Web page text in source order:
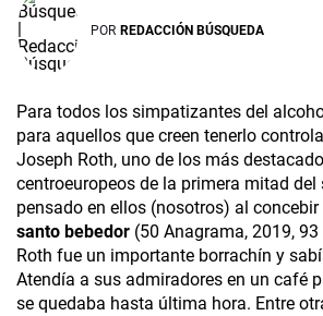
POR REDACCIÓN BÚSQUEDA
Para todos los simpatizantes del
para aquellos que creen tenerlo
Joseph Roth, uno de los más
centroeuropeos de la primera mitad del
pensado en ellos (nosotros) al concebir
santo bebedor (50 Anagrama, 2019,
Roth fue un importante borrachín y
Atendía a sus admiradores en un café
se quedaba hasta última hora. Entre